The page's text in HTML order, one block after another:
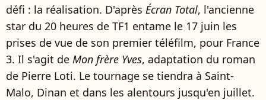
défi : la réalisation. D'après Écran Total, l'ancienne
star du 20 heures de TF1 entame le 17 juin les
prises de vue de son premier téléfilm, pour France
3. Il s'agit de Mon frère Yves, adaptation du roman
de Pierre Loti. Le tournage se tiendra à Saint-
Malo, Dinan et dans les alentours jusqu'en juillet.